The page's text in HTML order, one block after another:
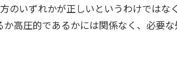
のいずれかが正しいというわけではな
高圧的であるかには関係なく、必要